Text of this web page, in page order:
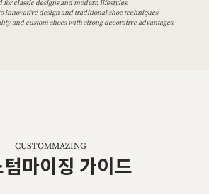
for classic designs and modern lifestyles.
innovative design and traditional shoe techniques
and custom shoes with strong decorative advantages.
CUSTOMMAZING
마이징 가이드